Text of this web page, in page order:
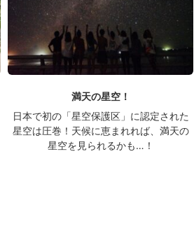
満天の星空！
日本で初の「星空保護区」に認定された
星空は圧巻！天候に恵まれれば、満天の
星空を見られるかも…！